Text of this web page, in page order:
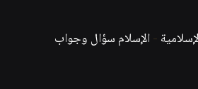
-الإسلام سؤال وجواب